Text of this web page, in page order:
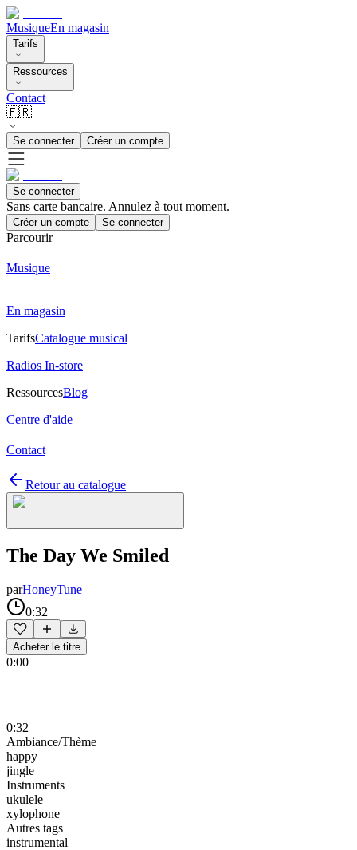
MusiqueEn magasin
Tarifs
Ressources
Contact
🇫🇷
Se connecter Créer un compte
Se connecter
Sans carte bancaire. Annulez à tout moment.
Créer un compte Se connecter
Parcourir
Musique
En magasin
TarifsCatalogue musical
Radios In-store
RessourcesBlog
Centre d'aide
Contact
Retour au catalogue
The Day We Smiled
parHoneyTune
0:32
Acheter le titre
0:00
0:32
Ambiance/Thème
happy
jingle
Instruments
ukulele
xylophone
Autres tags
instrumental